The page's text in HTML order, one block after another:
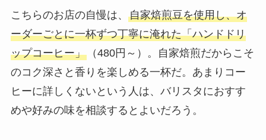
こちらのお店の自慢は、 自家焙煎豆を使用し、オ
ーダーごとに一杯ずつ丁寧に淹れた「ハンドドリ
ップコーヒー」（480円～）。自家焙煎だからこそ
のコク深さと香りを楽しめる一杯だ。あまりコー
ヒーに詳しくないという人は、バリスタにおすす
めや好みの味を相談するとよいだろう。